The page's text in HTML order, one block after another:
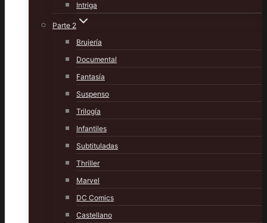
Intriga
Parte 2
Brujería
Documental
Fantasía
Suspenso
Trilogía
Infantiles
Subtituladas
Thriller
Marvel
DC Comics
Castellano